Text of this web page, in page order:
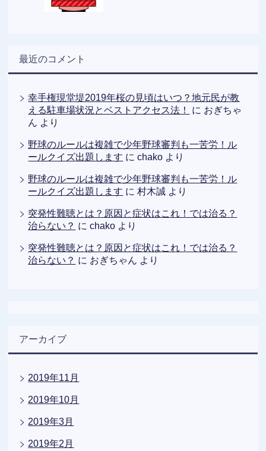
最近のコメント
幸手権現堂堤2019年桜の見頃はいつ？地元民が教
える駐車場状況とベストアクセス法！
に おぎちゃ
ん より
野球のルールは複雑で少年野球審判も一苦労！ル
ールクイズ出題します にchako より
野球のルールは複雑で少年野球審判も一苦労！ル
ールクイズ出題します に村木誠 より
突発性難聴とは？原因と症状はこれ！では治る？
治らない？ にchako より
突発性難聴とは？原因と症状はこれ！では治る？
治らない？ に おぎちゃん より
アーカイブ
2019年11月
2019年10月
2019年3月
2019年2月